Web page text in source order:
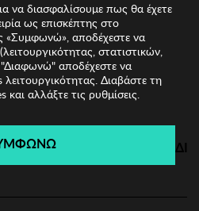
Τσάντες
Γυναικεία
11λεπτά 00δευτ.
να διασφαλίσουμε πως θα έχετε
ως επισκέπτης στο
«Συμφωνώ», αποδέχεστε να
στατιστικών,
αποδέχεστε να
Διαβάστε τη
αλλάξτε τις ρυθμίσεις.